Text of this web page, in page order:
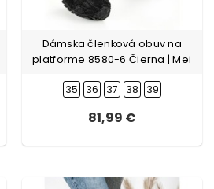
Dámska členková obuv na
platforme 8580-6 Čierna | Mei
35 36 37 38 39
81,99 €